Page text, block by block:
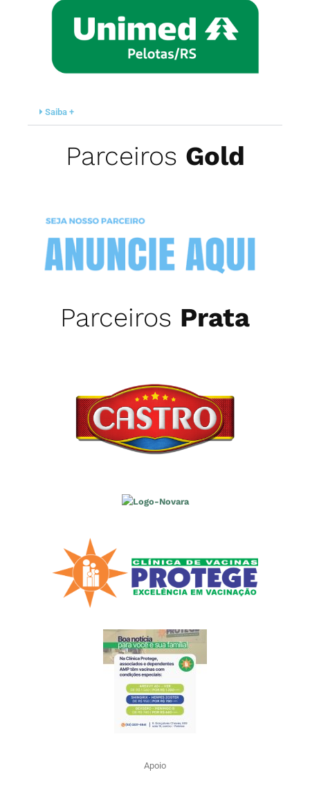
Saiba +
Parceiros Gold
Parceiros Prata
Apoio